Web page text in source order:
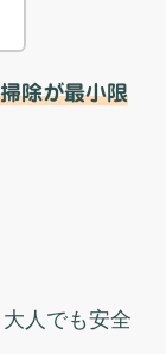
掃除が最小限
人でも安全